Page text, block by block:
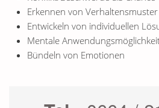
Erkennen von Verhaltensmuster
Entwickeln von individuellen
Mentale
Bündeln von Emotionen